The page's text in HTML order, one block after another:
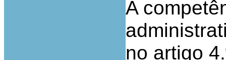
A
no artigo